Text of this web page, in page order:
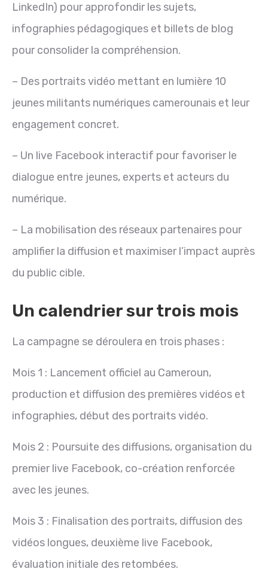
LinkedIn) pour approfondir les sujets,
infographies pédagogiques et billets de blog
pour consolider la compréhension.
– Des portraits vidéo mettant en lumière 10
jeunes militants numériques camerounais et leur
engagement concret.
– Un live Facebook interactif pour favoriser le
dialogue entre jeunes, experts et acteurs du
numérique.
– La mobilisation des réseaux partenaires pour
amplifier la diffusion et maximiser l’impact auprès
du public cible.
Un calendrier sur trois mois
La campagne se déroulera en trois phases :
Mois 1 : Lancement officiel au Cameroun,
production et diffusion des premières vidéos et
infographies, début des portraits vidéo.
Mois 2 : Poursuite des diffusions, organisation du
premier live Facebook, co-création renforcée
avec les jeunes.
Mois 3 : Finalisation des portraits, diffusion des
vidéos longues, deuxième live Facebook,
évaluation initiale des retombées.